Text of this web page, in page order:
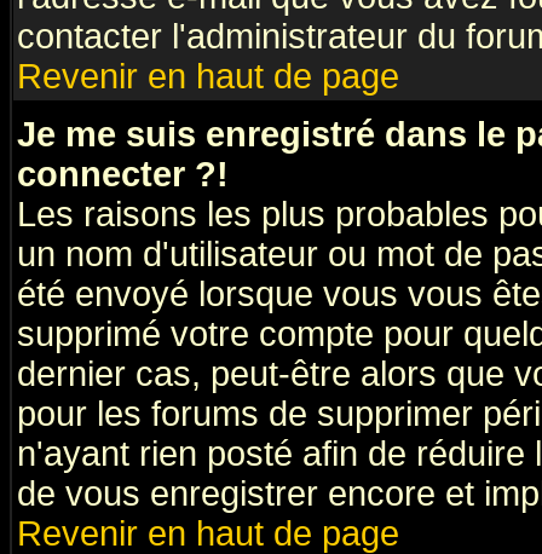
contacter l'administrateur du
Revenir en haut de page
Je me suis enregistré dans le
connecter ?!
Les raisons les plus probables
un nom d'utilisateur ou mot de
été envoyé lorsque vous vous
supprimé votre compte pour
dernier cas, peut-être alors que
pour les forums de supprimer
n'ayant rien posté afin de
de vous enregistrer encore et
Revenir en haut de page